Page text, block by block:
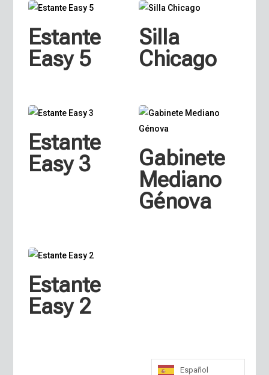
Estante
Easy 5
Silla
Chicago
Estante
Easy 3
Gabinete
Mediano
Génova
Estante
Easy 2
Español